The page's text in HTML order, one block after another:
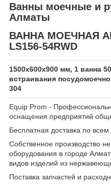
Ванны моечные и
Алматы
ВАННА МОЕЧНАЯ
LS156-54RWD
1500х600х900 мм, 1 ванна
встраивания
304
Equip Prom -
оснащения предприятий
Бесплатная доставка по всем
Собственное производство
оборудования в городе
видов изделий из
Поставка запчастей и